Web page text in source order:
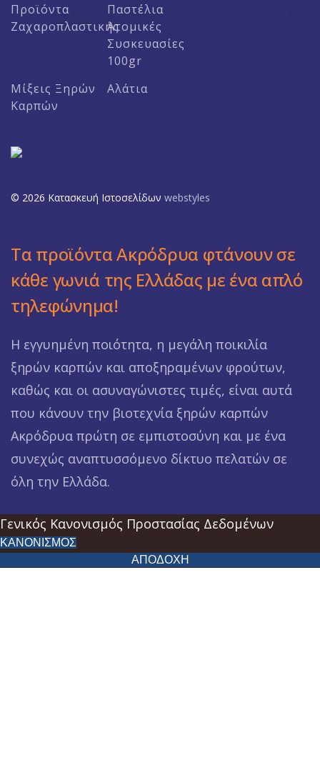
Προϊόντα
Ζαχαροπλαστικής
Παστέλια
Ατομικές
Συσκευασίες
100gr
Μίξεις Ξηρών
Καρπών
Αλάτια
© 2026 Κατασκευή Ιστοσελίδων webstyles
Τα προϊόντα Ακρόδρυα φτάνουν σε
κάθε γωνιά της Ελλάδας με ένα απλό
τηλεφώνημα!
Η εγγυημένη ποιότητα, η μεγάλη ποικιλία
ξηρών καρπών και αποξηραμένων φρούτων,
καθώς και οι ασυναγώνιστες τιμές, είναι αυτά
που κάνουν την βιοτεχνία ξηρών καρπών
Ακρόδρυα πρώτη σε εμπιστοσύνη και με ένα
συνεχώς αναπτυσσόμενο δίκτυο πελατών σε
όλη την Ελλάδα.
Γενικός Κανονισμός Προστασίας Δεδομένων
ΚΑΝΟΝΙΣΜΟΣ
ΑΠΟΔΟΧΗ